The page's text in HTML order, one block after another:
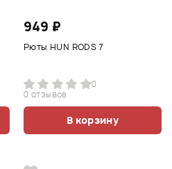
949 ₽
Рюты HUN RODS 7
0
0 отзывов
В корзину